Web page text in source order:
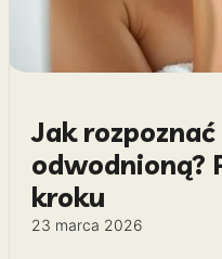
Jak
odwodnioną?
kroku
23 marca 2026